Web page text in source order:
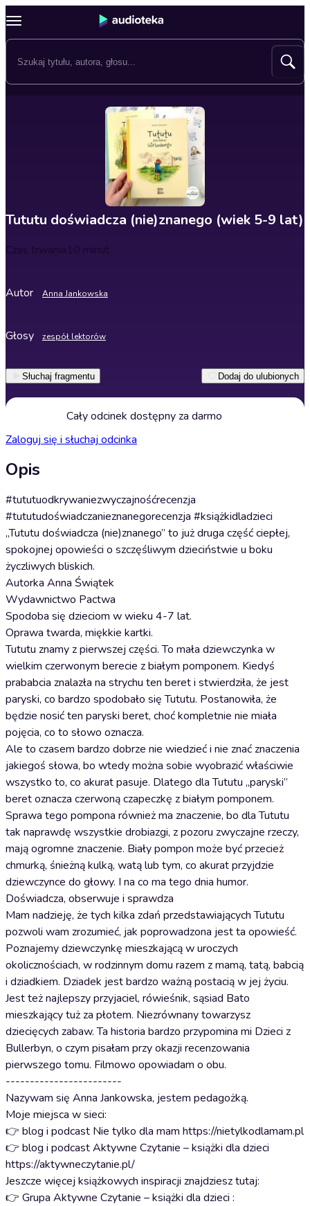
Tututu doświadcza (nie)znanego (wiek 5-9 lat)
Czas trwania10 minut
Autor Anna Jankowska
Głosy zespół lektorów
Słuchaj fragmentu Dodaj do ulubionych
Cały odcinek dostępny za darmo
Zaloguj się i słuchaj odcinka
Opis
#tututuodkrywaniezwyczajnośćrecenzja
#tututudoświadczanieznanegorecenzja #książkidladzieci
„Tututu doświadcza (nie)znanego” to już druga część ciepłej,
spokojnej opowieści o szczęśliwym dzieciństwie u boku
życzliwych bliskich.
Autorka Anna Świątek
Wydawnictwo Pactwa
Spodoba się dzieciom w wieku 4-7 lat.
Oprawa twarda, miękkie kartki.
Tututu znamy z pierwszej części. To mała dziewczynka w
wielkim czerwonym berecie z białym pomponem. Kiedyś
prababcia znalazła na strychu ten beret i stwierdziła, że jest
paryski, co bardzo spodobało się Tututu. Postanowiła, że
będzie nosić ten paryski beret, choć kompletnie nie miała
pojęcia, co to słowo oznacza.
Ale to czasem bardzo dobrze nie wiedzieć i nie znać znaczenia
jakiegoś słowa, bo wtedy można sobie wyobrazić właściwie
wszystko to, co akurat pasuje. Dlatego dla Tututu „paryski”
beret oznacza czerwoną czapeczkę z białym pomponem.
Sprawa tego pompona również ma znaczenie, bo dla Tututu
tak naprawdę wszystkie drobiazgi, z pozoru zwyczajne rzeczy,
mają ogromne znaczenie. Biały pompon może być przecież
chmurką, śnieżną kulką, watą lub tym, co akurat przyjdzie
dziewczynce do głowy. I na co ma tego dnia humor.
Doświadcza, obserwuje i sprawdza
Mam nadzieję, że tych kilka zdań przedstawiających Tututu
pozwoli wam zrozumieć, jak poprowadzona jest ta opowieść.
Poznajemy dziewczynkę mieszkającą w uroczych
okolicznościach, w rodzinnym domu razem z mamą, tatą, babcią
i dziadkiem. Dziadek jest bardzo ważną postacią w jej życiu.
Jest też najlepszy przyjaciel, rówieśnik, sąsiad Bato
mieszkający tuż za płotem. Niezrównany towarzysz
dziecięcych zabaw. Ta historia bardzo przypomina mi Dzieci z
Bullerbyn, o czym pisałam przy okazji recenzowania
pierwszego tomu. Filmowo opowiadam o obu.
------------------------
Nazywam się Anna Jankowska, jestem pedagożką.
Moje miejsca w sieci:
👉 blog i podcast Nie tylko dla mam https://nietylkodlamam.pl
👉 blog i podcast Aktywne Czytanie – książki dla dzieci
https://aktywneczytanie.pl/
Jeszcze więcej książkowych inspiracji znajdziesz tutaj:
👉 Grupa Aktywne Czytanie – książki dla dzieci :